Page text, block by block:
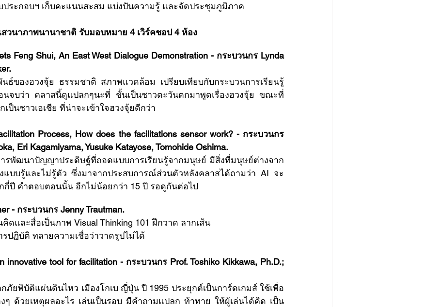
บประกอบฯ เก็บคะแนนสะสม แบ่งปันความรู้ และจัดประชุมภูมิภาค
สวนาภาพนานาชาติ รับมอบหมาย 4 เวิร์คชอป 4 ห้อง
Feng Shui, An East West Dialogue Demonstration - กระบวนกร Lynda
ธ์ของฮวงจุ้ย ธรรมชาติ สภาพแวดล้อม เปรียบเทียบกับกระบวนการเรียนรู้
จบว่า คลาสนี้ดูแปลกๆนะที่ ชั้นเป็นชาวตะวันตกมาพูดเรื่องฮวงจุ้ย ขณะที่
เป็นชาวเอเชีย ที่น่าจะเข้าใจฮวงจุ้ยดีกว่า
Process, How does the facilitations sensor work? - กระบวนกร
Eri Kagamiyama, Yusuke Katayose, Tomohide Oshima.
รพัฒนาปัญญาประดิษฐ์ที่ถอดแบบการเรียนรู้จากมนุษย์ มีสิ่งที่มนุษย์ต่างจาก
บบรู้และไม่รู้ตัว ซึ่งมาจากประสบการณ์ส่วนตัวหลังคลาสได้ถามว่า AI จะ
ปี คำตอบตอนนั้น อีกไม่น้อยกว่า 15 ปี รอดูกันต่อไป
- กระบวนกร Jenny Trautman.
ดและสื่อเป็นภาพ Visual Thinking 101 ฝึกวาด ลากเส้น
ปฏิบัติ ทลายความเชื่อว่าวาดรูปไม่ได้
innovative tool for facilitation - กระบวนกร Prof. Toshiko Kikkawa, Ph.D.;
งๆ ด้วยเหตุผลอะไร เล่นเป็นรอบ มีคำถามแปลก ท้าทาย ให้ผู้เล่นได้คิด เป็น